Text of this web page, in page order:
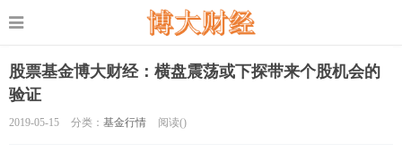
股票基金博大财经：横盘震荡或下探带来个股机会的
验证
2019-05-15 分类： 基金行情 阅读()